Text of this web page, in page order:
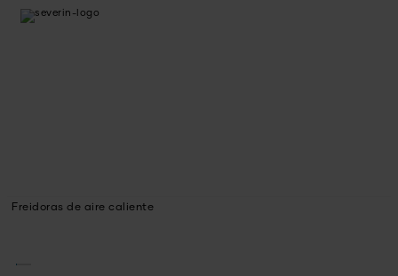
Freidoras de aire caliente